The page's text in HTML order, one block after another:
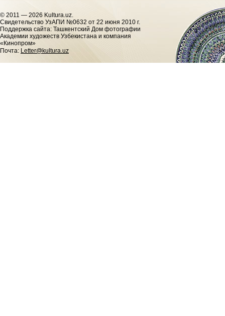
© 2011 — 2026 Kultura.uz.
Cвидетельство УзАПИ №0632 от 22 июня 2010 г.
Поддержка сайта: Ташкентский Дом фотографии
Академии художеств Узбекистана и компания
«Кинопром»
Почта: Letter@kultura.uz